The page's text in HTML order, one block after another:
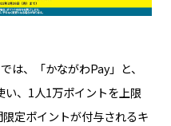
は、「かながわPay」と、
、1人1万ポイントを上限
定ポイントが付与されるキ